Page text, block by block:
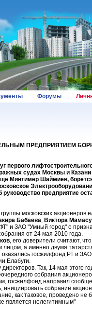
Форумы
ПРЕДПРИЯТИЕМ
первого
судах Москвы и Казани
Минтимер Шаймиев,
предприятие
московских акционеров
Бабаева, Виктора
и ЗАО "Умный город" о
от 24 мая 2010 года.
, его доверители считают,
а именно двумя
госжилфонд РТ и
Елабуги.
Так, 14 мая этого
собрания
госжилфонд направил
инициировать собрание
как таковое, проведено не
является нелегитимным"